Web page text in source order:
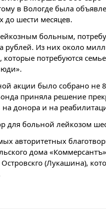
в Вологде была
до шести месяцев.
больным,
Из них около
потребуются
акции было собрано
приняла решение
на донора и на
для больной лейкозом
авторитетных
дома
(Лукашина),